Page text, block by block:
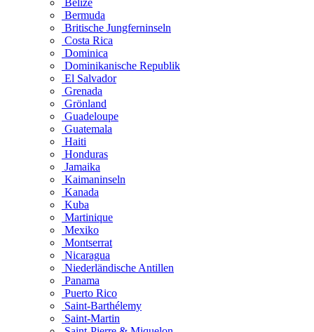
Belize
Bermuda
Britische Jungferninseln
Costa Rica
Dominica
Dominikanische Republik
El Salvador
Grenada
Grönland
Guadeloupe
Guatemala
Haiti
Honduras
Jamaika
Kaimaninseln
Kanada
Kuba
Martinique
Mexiko
Montserrat
Nicaragua
Niederländische Antillen
Panama
Puerto Rico
Saint-Barthélemy
Saint-Martin